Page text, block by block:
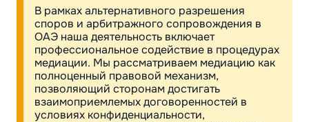
В рамках альтернативного разрешения
споров и арбитражного сопровождения в
ОАЭ наша деятельность включает
профессиональное содействие в процедурах
медиации. Мы рассматриваем медиацию как
полноценный правовой механизм,
позволяющий сторонам достигать
взаимоприемлемых договоренностей в
условиях конфиденциальности,